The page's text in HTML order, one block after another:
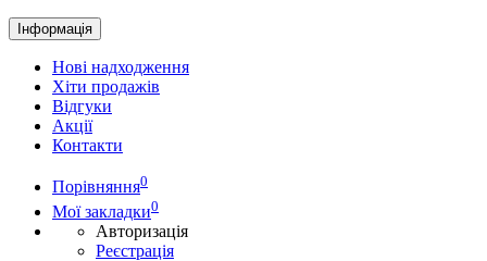
Інформація
Нові надходження
Хіти продажів
Відгуки
Акції
Контакти
Порівняння0
Мої закладки0
Авторизація
Реєстрація